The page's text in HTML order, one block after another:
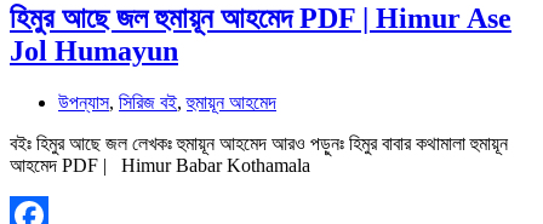
হিমুর আছে জল হুমায়ূন আহমেদ PDF | Himur Ase
Jol Humayun
উপন্যাস, সিরিজ বই,হুমায়ূন আহমেদ
বইঃ হিমুর আছে জল লেখকঃ হুমায়ূন আহমেদ আরও পড়ুনঃ হিমুর বাবার কথামালা হুমায়ূন
আহমেদ PDF | Himur Babar Kothamala